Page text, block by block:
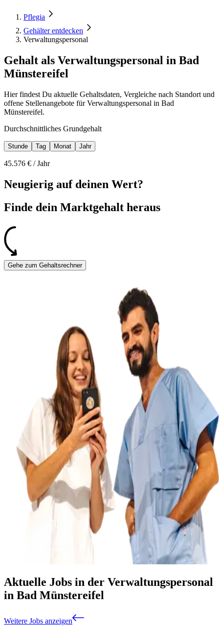
Pflegia
Gehälter entdecken
Verwaltungspersonal
Gehalt als Verwaltungspersonal in Bad
Münstereifel
Hier findest Du aktuelle Gehaltsdaten, Vergleiche nach Standort und
offene Stellenangebote für Verwaltungspersonal in Bad
Münstereifel.
Durchschnittliches Grundgehalt
Stunde Tag Monat Jahr
45.576 € /Jahr
Neugierig auf deinen Wert?
Finde dein Marktgehalt heraus
Gehe zum Gehaltsrechner
Aktuelle Jobs in der Verwaltungspersonal
in Bad Münstereifel
Weitere Jobs anzeigen